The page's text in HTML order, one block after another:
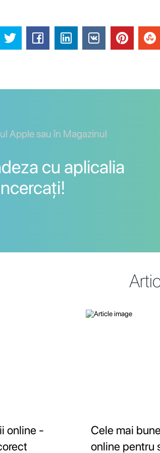
Apple sau în Magazinul
cu aplicalia
online -
Cele mai
online pentru